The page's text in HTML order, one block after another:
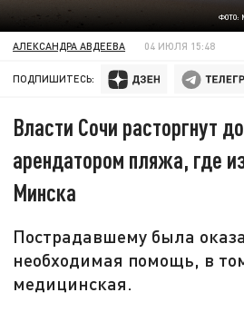
ФОТО:
АЛЕКСАНДРА АВДЕЕВА 04 ИЮЛЯ 15:48
ПОДПИШИТЕСЬ:
Власти Сочи расторгнут
арендатором пляжа, где
Минска
Пострадавшему была
необходимая помощь, в
медицинская.